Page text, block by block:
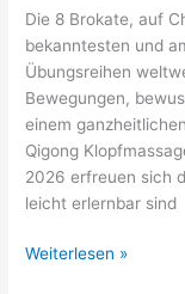
innere
Stärke
Die 8 Brokate, auf
bekanntesten und
Übungsreihen
Bewegungen,
einem
Qigong
2026 erfreuen sich
leicht erlernbar sind
Qigong
Weiterlesen »